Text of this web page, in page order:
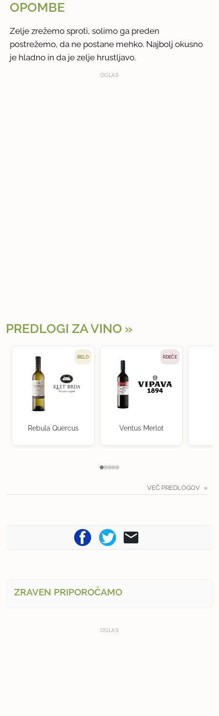
OPOMBE
Zelje zrežemo sproti, solimo ga preden
postrežemo, da ne postane mehko. Najbolj okusno
je hladno in da je zelje hrustljavo.
OGLAS
PREDLOGI ZA VINO
BELO
Rebula Quercus
RDEČE
Ventus Merlot
VEČ PREDLOGOV
ZRAVEN PRIPOROČAMO
OGLAS